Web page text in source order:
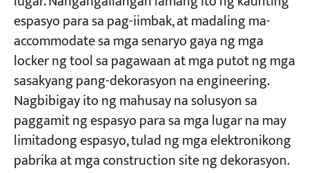
espasyo para sa pag-iimbak, at madaling ma-
accommodate sa mga senaryo gaya ng mga
locker ng tool sa pagawaan at mga putot ng mga
sasakyang pang-dekorasyon na engineering.
Nagbibigay ito ng mahusay na solusyon sa
paggamit ng espasyo para sa mga lugar na may
limitadong espasyo, tulad ng mga elektronikong
pabrika at mga construction site ng dekorasyon.